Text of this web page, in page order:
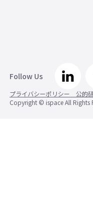
Copyright © ispace All Rights
プライバシーポリシー 公的
Follow Us